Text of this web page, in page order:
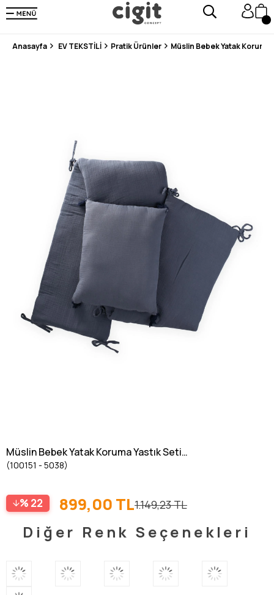
250.000'DEN FAZLA DEĞERLENDİRMEDE 5 ÜZERİNDEN 4.8 PUAN ALDI ⭐⭐⭐⭐⭐
3 MİLYONDAN FAZLA MUTLU MÜŞTERİ ❤️ 10 MİLYON ÜRÜN
Anasayfa EV TEKSTİLİ Pratik Ürünler
Müslin Bebek Yatak Koruma Yastık Seti
(Yıkanmıştır) 32X180 cm +/- 2 cm Antrasit
(100151 - 5038)
22 1.149,23 TL
899,00 TL
Diğer Renk Seçenekleri